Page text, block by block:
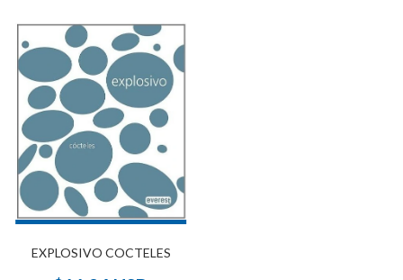
EXPLOSIVO COCTELES